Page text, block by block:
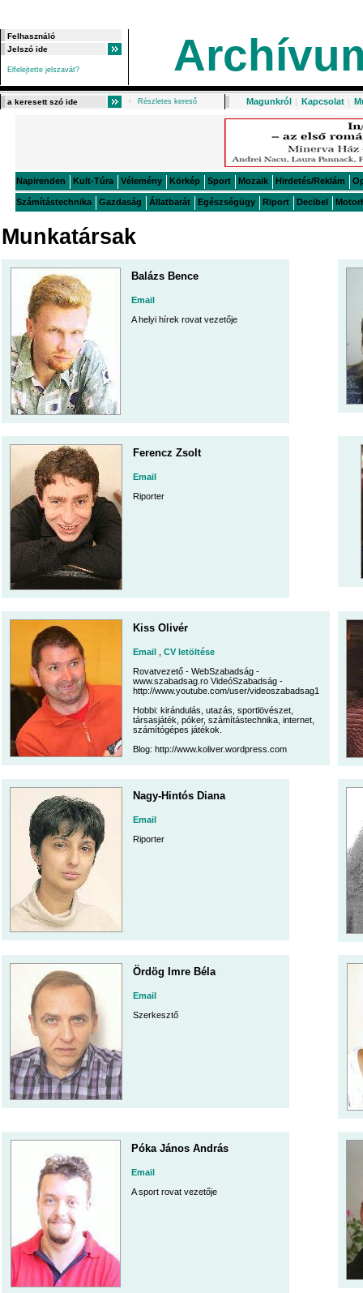
Elfelejtette jelszavát?
Részletes kereső Magunkról | Kapcsolat |
Napirenden Kult-Túra Vélemény Körkép Sport Mozaik Hirdetés/Reklám
Számítástechnika Gazdaság Állatbarát Egészségügy Riport Decibel
Munkatársak
Balázs Bence
Email
A helyi hírek rovat vezetője
Ferencz Zsolt
Email
Riporter
Kiss Olivér
Email
CV letöltése
Rovatvezető - WebSzabadság -
www.szabadsag.ro VideóSzabadság -
http://www.youtube.com/user/videoszabadsag1
Hobbi: kirándulás, utazás, sportlövészet,
társasjáték, póker, számítástechnika, internet,
számítógépes játékok.
Blog: http://www.koliver.wordpress.com
Nagy-Hintós Diana
Email
Riporter
Ördög Imre Béla
Email
Szerkesztő
Póka János András
Email
A sport rovat vezetője